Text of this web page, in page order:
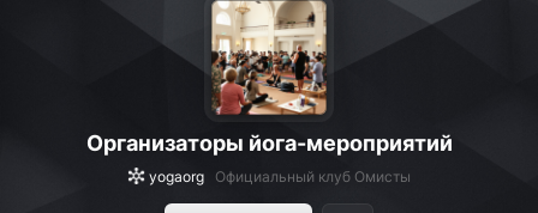
Организаторы йога-мероприятий
yogaorg Официальный клуб Омисты